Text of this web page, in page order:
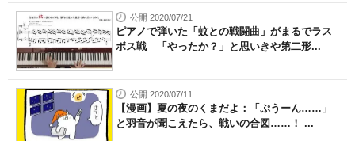
公開 2020/07/21
ピアノで弾いた「蚊との戦闘曲」がまるでラス
ボス戦 「やったか？」と思いきや第二形...
公開 2020/07/11
【漫画】夏の夜のくまだよ：「ぷうーん……」
と羽音が聞こえたら、戦いの合図……！ ...